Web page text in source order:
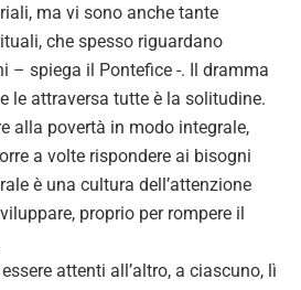
ma vi sono anche tante
che spesso riguardano
– spiega il Pontefice -. Il dramma
le attraversa tutte è la solitudine.
alla povertà in modo integrale,
a volte rispondere ai bisogni
è una cultura dell’attenzione
proprio per rompere il
attenti all’altro, a ciascuno, lì